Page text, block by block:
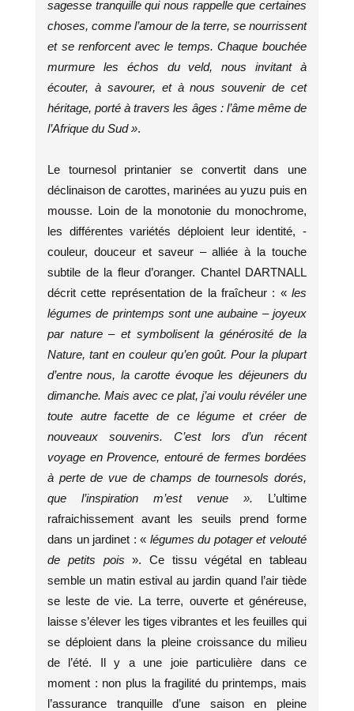
sagesse tranquille qui nous rappelle que certaines
choses, comme l’amour de la terre, se nourrissent
et se renforcent avec le temps. Chaque bouchée
murmure les échos du veld, nous invitant à
écouter, à savourer, et à nous souvenir de cet
héritage, porté à travers les âges : l’âme même de
l’Afrique du Sud ».
Le tournesol printanier se convertit dans une
déclinaison de carottes, marinées au yuzu puis en
mousse. Loin de la monotonie du monochrome,
les différentes variétés déploient leur identité, -
couleur, douceur et saveur – alliée à la touche
subtile de la fleur d’oranger. Chantel DARTNALL
décrit cette représentation de la fraîcheur : « les
légumes de printemps sont une aubaine – joyeux
par nature – et symbolisent la générosité de la
Nature, tant en couleur qu’en goût. Pour la plupart
d’entre nous, la carotte évoque les déjeuners du
dimanche. Mais avec ce plat, j’ai voulu révéler une
toute autre facette de ce légume et créer de
nouveaux souvenirs. C’est lors d’un récent
voyage en Provence, entouré de fermes bordées
à perte de vue de champs de tournesols dorés,
que l’inspiration m’est venue ». L’ultime
rafraichissement avant les seuils prend forme
dans un jardinet : « légumes du potager et velouté
de petits pois ». Ce tissu végétal en tableau
semble un matin estival au jardin quand l’air tiède
se leste de vie. La terre, ouverte et généreuse,
laisse s’élever les tiges vibrantes et les feuilles qui
se déploient dans la pleine croissance du milieu
de l’été. Il y a une joie particulière dans ce
moment : non plus la fragilité du printemps, mais
l’assurance tranquille d’une saison en pleine